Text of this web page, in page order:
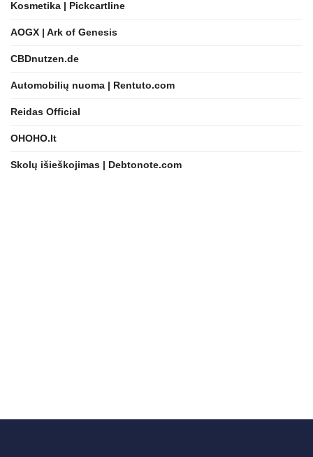
Kosmetika | Pickcartline
AOGX | Ark of Genesis
CBDnutzen.de
Automobilių nuoma | Rentuto.com
Reidas Official
OHOHO.lt
Skolų išieškojimas | Debtonote.com